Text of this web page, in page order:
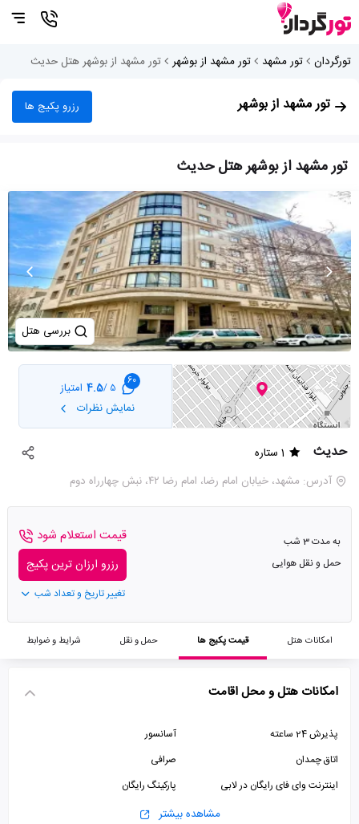
تورگردان تور مشهد تور مشهد از بوشهر تور مشهد از بوشهر هتل حدیث
تور مشهد از بوشهر رزرو پکیج ها
تور مشهد از بوشهر هتل حدیث
بررسی هتل
60
5 /
4.5 امتیاز
نمایش نظرات
حدیث
1 ستاره
آدرس: مشهد، خیابان امام رضا، امام رضا ۴۲، نبش چهارراه دوم
به مدت 3 شب
حمل و نقل هوایی
قیمت استعلام شود
رزرو ارزان ترین پکیج
تغییر تاریخ و تعداد شب
امکانات هتل قیمت پکیج ها حمل و نقل شرایط و ضوابط
امکانات هتل و محل اقامت
پذیرش 24 ساعته
آسانسور
اتاق چمدان
صرافی
اینترنت وای فای رایگان در لابی
پارکینگ رایگان
مشاهده بیشتر